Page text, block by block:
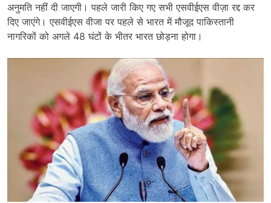
अनुमति नहीं दी जाएगी। पहले जारी किए गए सभी एसवीईएस वीज़ा रद्द कर
दिए जाएंगे। एसवीईएस वीजा पर पहले से भारत में मौजूद पाकिस्तानी
नागरिकों को अगले 48 घंटों के भीतर भारत छोड़ना होगा।